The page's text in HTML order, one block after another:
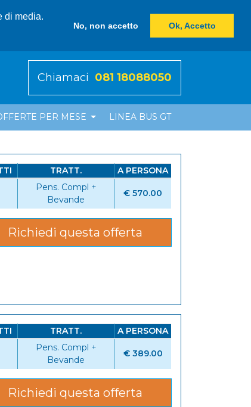
di media.
No, non accetto Ok, Accetto
Chiamaci 081 18088050
PER MESE LINEA BUS GT
TRATT. A PERSONA
Pens. Compl +
Bevande
€ 570.00
Richiedi questa offerta
TRATT. A PERSONA
Pens. Compl +
Bevande
€ 389.00
Richiedi questa offerta